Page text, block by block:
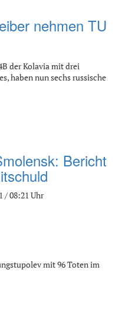
nehmen TU
der Kolavia mit drei
haben nun sechs russische
Bericht
/ 08:21 Uhr
mit 96 Toten im